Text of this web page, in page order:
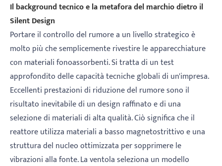
Il background tecnico e la metafora del marchio dietro il
Silent Design
Portare il controllo del rumore a un livello strategico è
molto più che semplicemente rivestire le apparecchiature
con materiali fonoassorbenti. Si tratta di un test
approfondito delle capacità tecniche globali di un'impresa.
Eccellenti prestazioni di riduzione del rumore sono il
risultato inevitabile di un design raffinato e di una
selezione di materiali di alta qualità. Ciò significa che il
reattore utilizza materiali a basso magnetostrittivo e una
struttura del nucleo ottimizzata per sopprimere le
vibrazioni alla fonte. La ventola seleziona un modello